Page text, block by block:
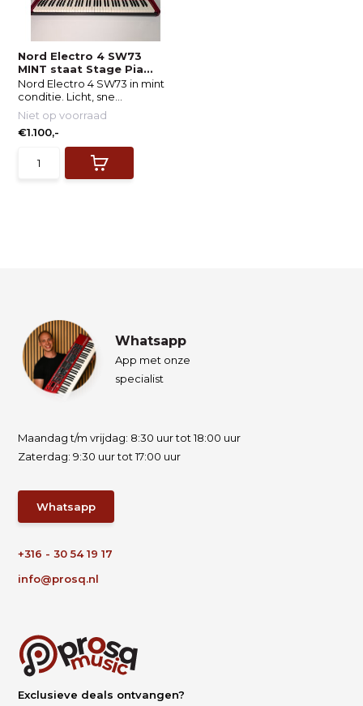
Nord Electro 4 SW73
MINT staat Stage Pia...
Nord Electro 4 SW73 in mint
conditie. Licht, sne...
Niet op voorraad
€1.100,-
Whatsapp
App met onze
specialist
Maandag t/m vrijdag: 8:30 uur tot 18:00 uur
Zaterdag: 9:30 uur tot 17:00 uur
Whatsapp
+316 - 30 54 19 17
info@prosq.nl
Exclusieve deals ontvangen?